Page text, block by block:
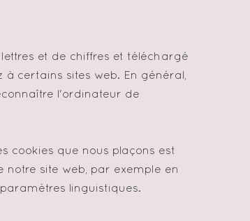
et de chiffres et téléchargé
certains sites web. En général,
l'ordinateur de
cookies que nous plaçons est
site web, par exemple en
linguistiques.